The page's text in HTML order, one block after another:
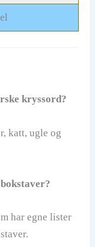
kryssord?
katt, ugle og
har egne lister